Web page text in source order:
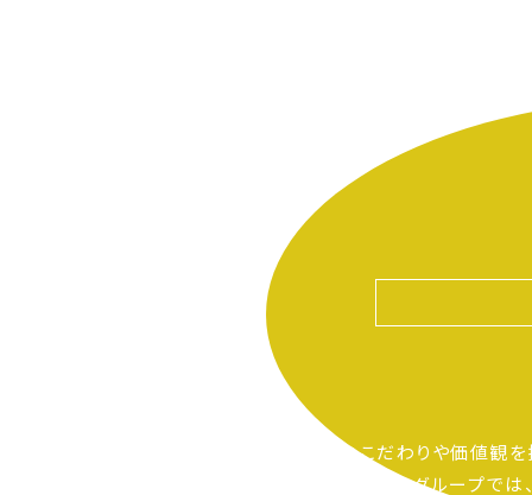
自分たちのこだわりや価値観
ピアーサーティーグループでは